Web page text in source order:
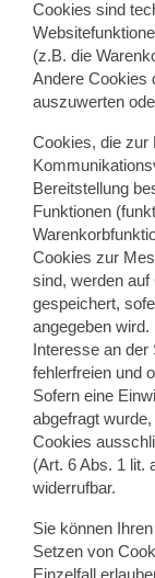
Cookies sind
(z.B. die
Andere Cookies
auszuwerten
Cookies, die zur
Bereitstellung
Funktionen
Cookies zur
sind, werden auf
gespeichert,
angegeben
Interesse an
fehlerfreien und
Sofern eine
abgefragt
Cookies
(Art. 6 Abs. 1 lit.
widerrufbar.
Sie können
Setzen von